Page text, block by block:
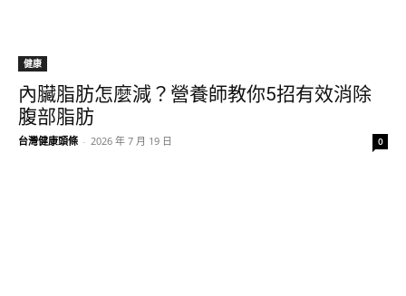
健康
內臟脂肪怎麼減？營養師教你5招有效消除
腹部脂肪
台灣健康頭條 - 2026 年 7 月 19 日 0